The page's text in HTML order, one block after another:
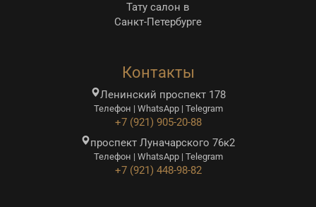
Тату салон в
Санкт-Петербурге
Контакты
Ленинский проспект 178
Телефон | WhatsApp | Telegram
+7 (921) 905-20-88
проспект Луначарского 76к2
Телефон | WhatsApp | Telegram
+7 (921) 448-98-82